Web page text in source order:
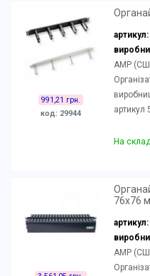
991,21 грн.
код: 29944
артикул:
AMP
артикул
На
76х76
артикул:
AMP